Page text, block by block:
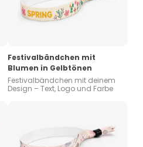
Festivalbändchen mit
Blumen in Gelbtönen
Festivalbändchen mit deinem
Design – Text, Logo und Farbe